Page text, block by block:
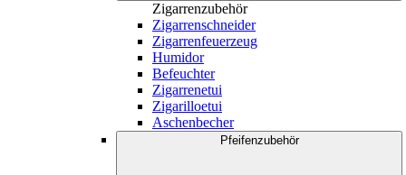
Zigarrenzubehör
Zigarrenschneider
Zigarrenfeuerzeug
Humidor
Befeuchter
Zigarrenetui
Zigarilloetui
Aschenbecher
Pfeifenzubehör